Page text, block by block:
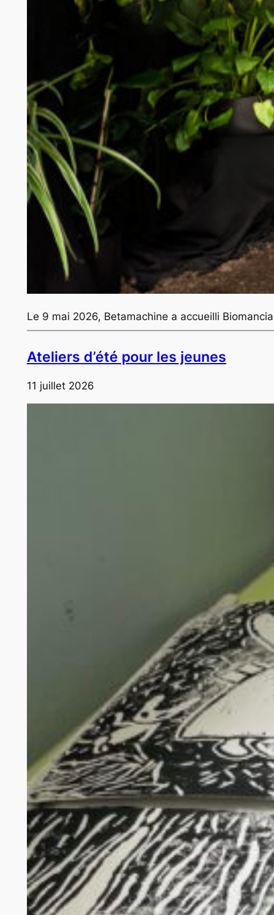
Le 9 mai 2026, Betamachine a accueilli
Ateliers d’été pour les jeunes
11 juillet 2026